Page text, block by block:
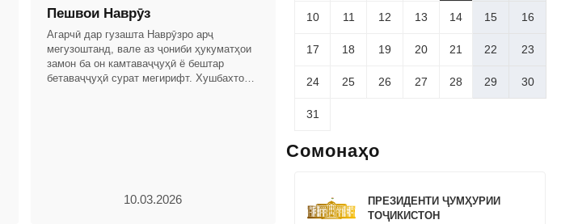
Пешвои Наврӯз
Агарчӣ дар гузашта Наврӯзро арҷ
мегузоштанд, вале аз ҷониби ҳукуматҳои
замон ба он камтаваҷҷуҳӣ ё бештар
бетаваҷҷуҳӣ сурат мегирифт. Хушбахтона,
10.03.2026
10 11 12 13 14 15 16
17 18 19 20 21 22 23
24 25 26 27 28 29 30
31
Сомонаҳо
ПРЕЗИДЕНТИ ҶУМҲУРИИ
ТОҶИКИСТОН